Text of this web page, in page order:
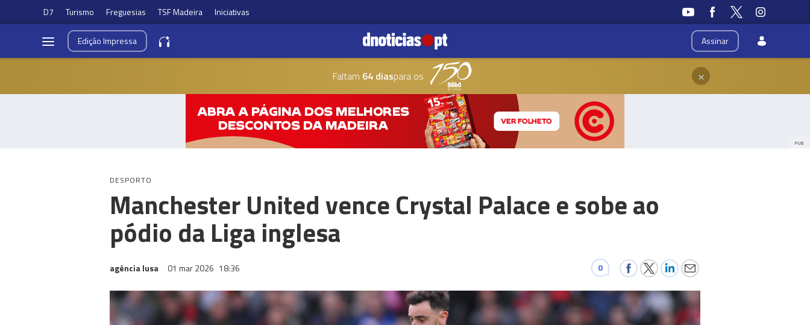
D7 Turismo Freguesias TSF Madeira Iniciativas
Assinar
EdiçãoImpressa
Faltam 64 diaspara os ×
PUB
DESPORTO
Manchester United vence Crystal Palace e sobe ao
pódio da Liga inglesa
agência lusa 01 mar 2026 18:36 0